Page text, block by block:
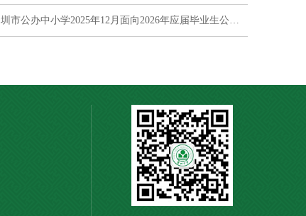
下一篇：深圳市公办中小学2025年12月面向2026年应届毕业生公开招聘教师深圳中学岗位笔试公告